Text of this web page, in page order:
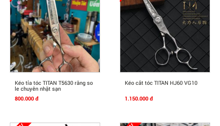
Mua Ngay
Kéo tỉa tóc TITAN T5630 răng so
le chuyên nhặt sạn
800.000 đ
Mua Ngay
Kéo cắt tóc TITAN HJ60 VG10
1.150.000 đ